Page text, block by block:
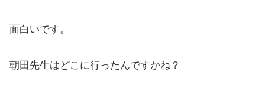
面白いです。
朝田先生はどこに行ったんですかね？